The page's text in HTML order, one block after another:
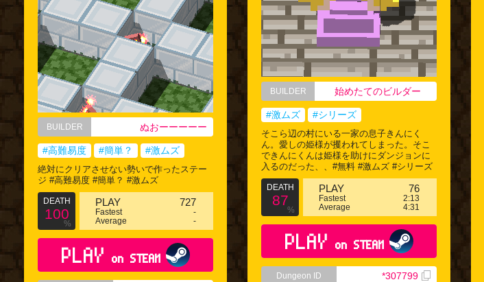
BUILDER 始めたてのビルダー
#激ムズ #シリーズ
そこら辺の村にいる一家の息子きんにく
ん。愛しの姫様が攫われてしまった。そこ
できんにくんは姫様を助けにダンジョンに
入るのだった、、#無料 #激ムズ #シリーズ
DEATH
87
%
PLAY 76
Fastest
2:13
Average
4:31
PLAY on STEAM
Dungeon ID *307799
BUILDER ぬおーーーーー
#高難易度 #簡単？ #激ムズ
絶対にクリアさせない勢いで作ったステー
ジ #高難易度 #簡単？ #激ムズ
DEATH
100
%
PLAY 727
Fastest
-
Average
-
PLAY on STEAM